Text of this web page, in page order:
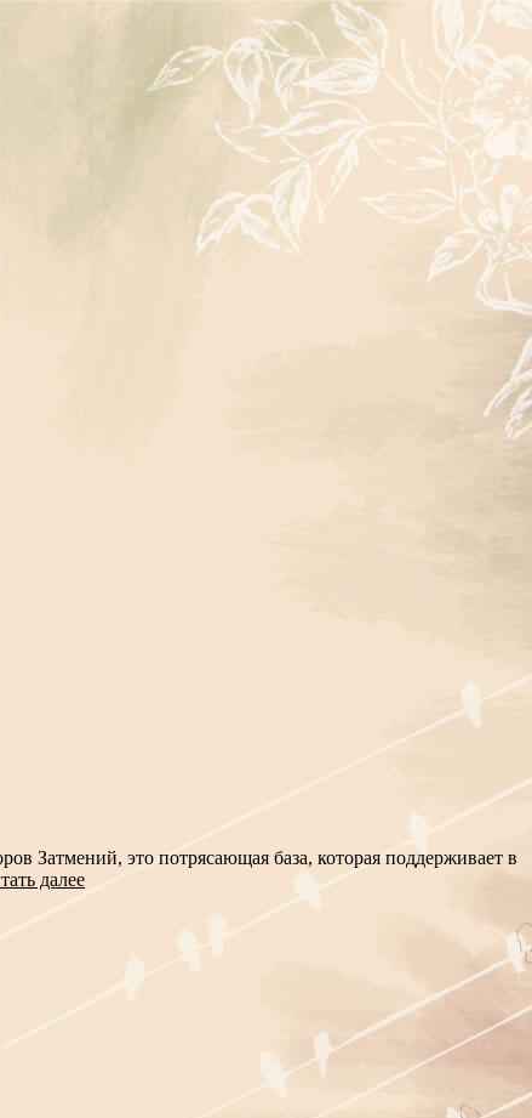
Затмений, это потрясающая база, которая поддерживает в
далее